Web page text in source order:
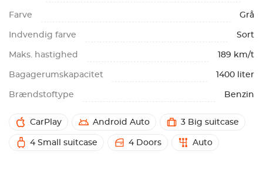
Farve Grå
Indvendig farve Sort
Maks. hastighed 189 km/t
Bagagerumskapacitet 1400 liter
Brændstoftype Benzin
CarPlay Android Auto 3 Big suitcase
4 Small suitcase 4 Doors Auto